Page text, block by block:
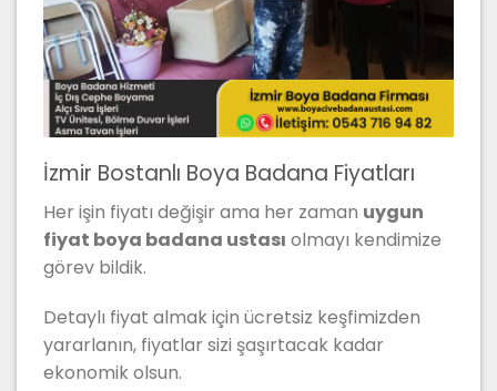
İzmir Bostanlı Boya Badana Fiyatları
Her işin fiyatı değişir ama her zaman uygun
fiyat boya badana ustası olmayı kendimize
görev bildik.
Detaylı fiyat almak için ücretsiz keşfimizden
yararlanın, fiyatlar sizi şaşırtacak kadar
ekonomik olsun.